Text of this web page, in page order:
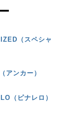
（スペシャ
アンカー）
（ピナレロ）